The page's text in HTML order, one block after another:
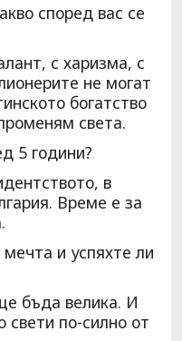
според вас се
с харизма, с
не могат
богатство
света.
5 години?
в
Време е за
и успяхте ли
бъда велика. И
по-силно от